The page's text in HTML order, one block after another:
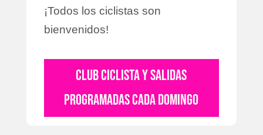
¡Todos los ciclistas son
bienvenidos!
CLUB CICLISTA Y SALIDAS
PROGRAMADAS CADA DOMINGO